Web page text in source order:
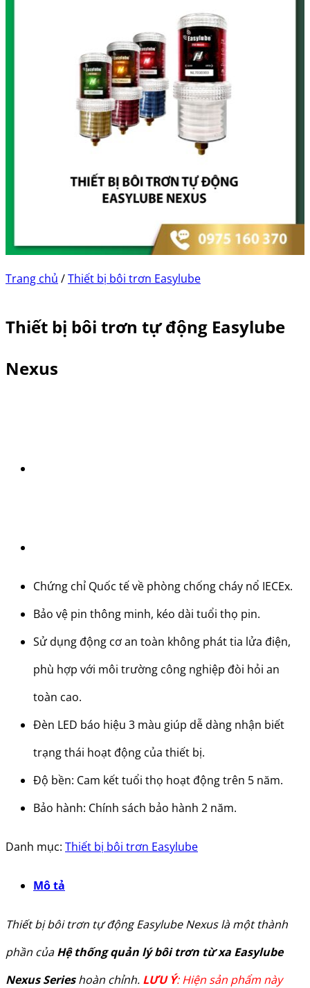
Trang chủ /Thiết bị bôi trơn Easylube
Thiết bị bôi trơn tự động Easylube
Nexus
Chứng chỉ Quốc tế về phòng chống cháy nổ IECEx.
Bảo vệ pin thông minh, kéo dài tuổi thọ pin.
Sử dụng động cơ an toàn không phát tia lửa điện,
phù hợp với môi trường công nghiệp đòi hỏi an
toàn cao.
Đèn LED báo hiệu 3 màu giúp dễ dàng nhận biết
trạng thái hoạt động của thiết bị.
Độ bền: Cam kết tuổi thọ hoạt động trên 5 năm.
Bảo hành: Chính sách bảo hành 2 năm.
Danh mục: Thiết bị bôi trơn Easylube
Mô tả
Thiết bị bôi trơn tự động Easylube Nexus là một thành
phần củaHệ thống quản lý bôi trơn từ xa Easylube
Nexus Serieshoàn chỉnh. LƯU Ý: Hiện sản phẩm này